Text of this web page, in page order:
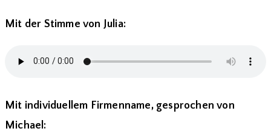
Mit der Stimme von Julia:
Mit individuellem Firmenname, gesprochen von
Michael: